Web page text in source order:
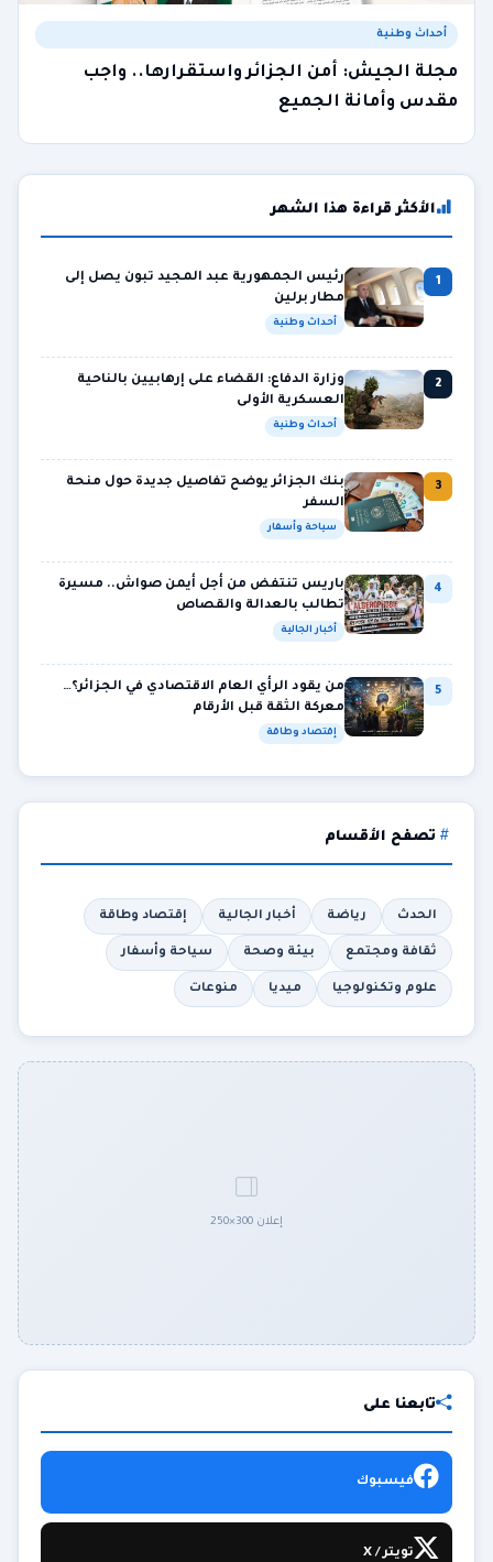
أحداث وطنية
مجلة الجيش: أمن الجزائر واستقرارها.. واجب
مقدس وأمانة الجميع
الأكثر قراءة هذا الشهر
1
رئيس الجمهورية عبد المجيد تبون يصل إلى
مطار برلين
أحداث وطنية
2
وزارة الدفاع: القضاء على إرهابيين بالناحية
العسكرية الأولى
أحداث وطنية
3
بنك الجزائر يوضح تفاصيل جديدة حول منحة
السفر
سياحة وأسفار
4
باريس تنتفض من أجل أيمن صواش.. مسيرة
تطالب بالعدالة والقصاص
أخبار الجالية
5
من يقود الرأي العام الاقتصادي في الجزائر؟…
معركة الثقة قبل الأرقام
إقتصاد وطاقة
تصفح الأقسام
الحدث رياضة أخبار الجالية إقتصاد وطاقة
ثقافة ومجتمع بيئة وصحة سياحة وأسفار
علوم وتكنولوجيا ميديا منوعات
إعلان 300×250
تابعنا على
فيسبوك
تويتر / X